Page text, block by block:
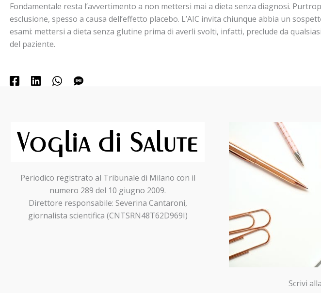
Fondamentale resta l’avvertimento a non mettersi mai a dieta senza diagnosi.
esclusione, spesso a causa dell’effetto placebo. L’AIC invita chiunque abbia un
esami: mettersi a dieta senza glutine prima di averli svolti, infatti, preclude da
del paziente.
Periodico registrato al Tribunale di Milano con il
numero 289 del 10 giugno 2009.
Direttore responsabile: Severina Cantaroni,
giornalista scientifica (CNTSRN48T62D969I)
Scrivi